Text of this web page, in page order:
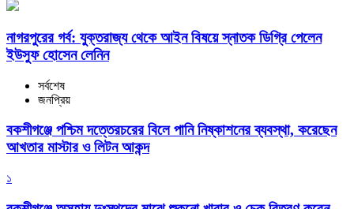
নাগরপুরের গর্ব: যুক্তরাজ্য থেকে আইন বিষয়ে স্নাতক ডিগ্রি পেলেন
ইউসুফ হোসেন লেনিন
সর্বশেষ
জনপ্রিয়
বকশীগঞ্জে পশ্চিম দত্তেরচরের বিলে পানি নিষ্কাশনের ব্যবস্থা, করেছেন
আখতার মাস্টার ও লিটন আকন্দ
১